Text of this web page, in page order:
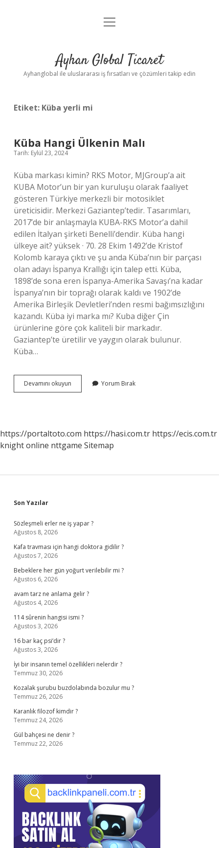
Anasayfa
Yasal Uyarı
menüyü
Ayhan Global Ticaret
Ayhanglobal ile uluslararası iş fırsatları ve çözümleri takip edin
Etiket: Küba yerli mi
Küba Hangi Ülkenin Malı
Tarih: Eylül 23, 2024
Küba markası kimin? RKS Motor, MJGroup’a ait
KUBA Motor’un bir yan kuruluşu olarak faaliyet
gösteren Türkiye merkezli bir motosiklet
üreticisidir. Merkezi Gaziantep’tedir. Tasarımları,
2017’de bir anlaşmayla KUBA-RKS Motor’a dahil
edilen İtalyan şirketi Benelli’dendir. Küba hangi
ülkeye ait? yüksek · 70. 28 Ekim 1492’de Kristof
Kolomb karaya çıktı ve şu anda Küba’nın bir parçası
olan adayı İspanya Krallığı için talep etti. Küba,
1898’de sona eren İspanya-Amerika Savaşı’na kadar
İspanya’nın bir toprağı olarak kaldı ve 1902’de
Amerika Birleşik Devletleri’nden resmi bağımsızlığını
kazandı. Küba iyi marka mı? Kuba diğer Çin
ürünlerine göre çok kaliteli bir markadır.
Gaziantep’te üretilir ve yaygın olarak bulunur.
Küba…
Devamını okuyun
Hangi
Yorum Bırak
https://portaltoto.com https://hasi.com.tr https://ecis.com.tr
knight online nttgame Sitemap
Sidebar
Son Yazılar
Sözleşmeli erler ne iş yapar ?
Ağustos 8, 2026
Kafa travması için hangi doktora gidilir ?
Ağustos 7, 2026
Bebeklere her gün yoğurt verilebilir mi ?
Ağustos 6, 2026
avam tarz ne anlama gelir ?
Ağustos 4, 2026
114 sûrenin hangisi ismi ?
Ağustos 3, 2026
16 bar kaç psi’dir ?
Ağustos 3, 2026
İyi bir insanın temel özellikleri nelerdir ?
Temmuz 30, 2026
Kozalak şurubu buzdolabında bozulur mu ?
Temmuz 26, 2026
Karanlık filozof kimdir ?
Temmuz 24, 2026
Gül bahçesi ne denir ?
Temmuz 22, 2026